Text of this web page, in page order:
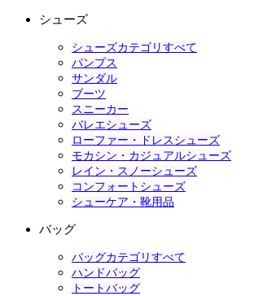
シューズ
シューズカテゴリすべて
パンプス
サンダル
ブーツ
スニーカー
バレエシューズ
ローファー・ドレスシューズ
モカシン・カジュアルシューズ
レイン・スノーシューズ
コンフォートシューズ
シューケア・靴用品
バッグ
バッグカテゴリすべて
ハンドバッグ
トートバッグ